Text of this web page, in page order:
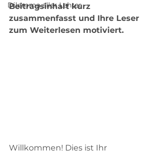
Dilemma aller Lehrer
Beitragsinhalt kurz
zusammenfasst und Ihre Leser
zum Weiterlesen motiviert.
Willkommen! Dies ist Ihr